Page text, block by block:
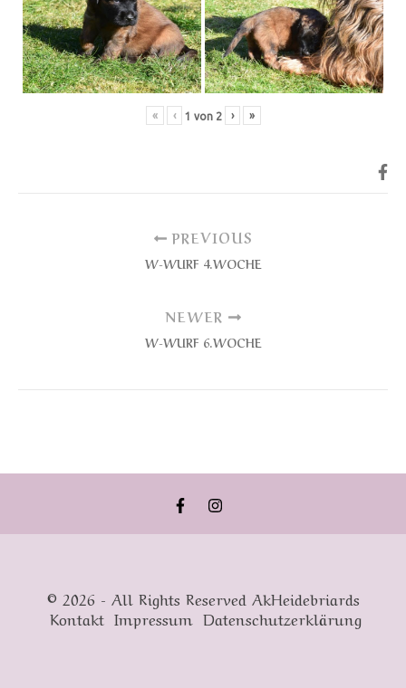
« ‹ 1 von 2 › »
PREVIOUS
W-WURF 4.WOCHE
NEWER
W-WURF 6.WOCHE
© 2026 - All Rights Reserved AkHeidebriards
Kontakt Impressum Datenschutzerklärung